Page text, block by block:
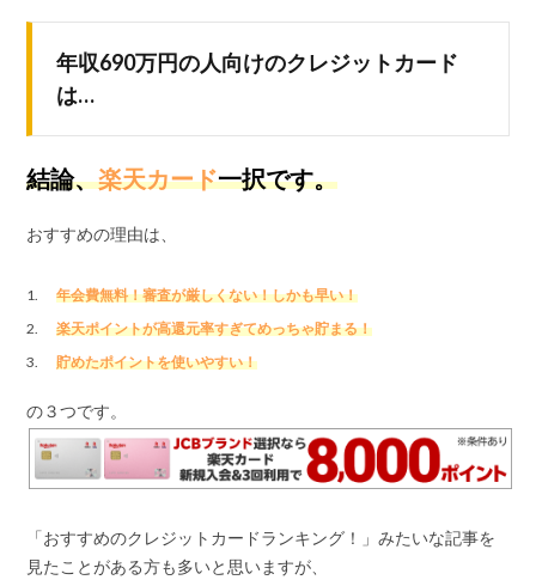
年収690万円の人向けのクレジットカード
は…
結論、楽天カード一択です。
おすすめの理由は、
年会費無料！審査が厳しくない！しかも早い！
楽天ポイントが高還元率すぎてめっちゃ貯まる！
貯めたポイントを使いやすい！
の３つです。
「おすすめのクレジットカードランキング！」みたいな記事を
見たことがある方も多いと思いますが、